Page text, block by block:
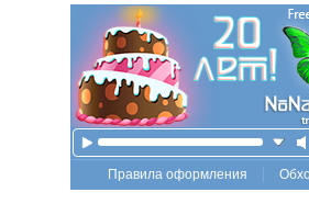
Правила оформления